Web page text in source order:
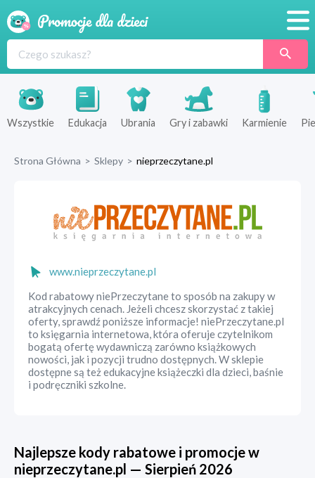
Produkty
Sklepy
Wszystkie Edukacja Ubrania Gry i zabawki Karmienie
Strona Główna > Sklepy > nieprzeczytane.pl
www.nieprzeczytane.pl
Kod rabatowy niePrzeczytane to sposób na zakupy w
atrakcyjnych cenach. Jeżeli chcesz skorzystać z takiej
oferty, sprawdź poniższe informacje! niePrzeczytane.pl
to księgarnia internetowa, która oferuje czytelnikom
bogatą ofertę wydawniczą zarówno książkowych
nowości, jak i pozycji trudno dostępnych. W sklepie
dostępne są też edukacyjne książeczki dla dzieci, baśnie
i podręczniki szkolne.
Najlepsze kody rabatowe i promocje w
nieprzeczytane.pl — Sierpień 2026